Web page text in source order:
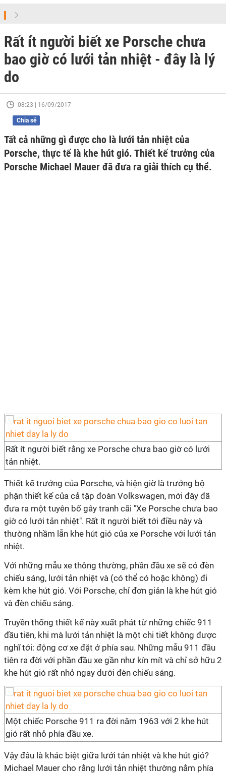
Rất ít người biết xe Porsche chưa
bao giờ có lưới tản nhiệt - đây là lý
do
08:23 | 16/09/2017
Chia sẻ
Tất cả những gì được cho là lưới tản nhiệt của
Porsche, thực tế là khe hút gió. Thiết kế trưởng của
Porsche Michael Mauer đã đưa ra giải thích cụ thể.
Rất ít người biết rằng xe Porsche chưa bao giờ có lưới
tản nhiệt.
Thiết kế trưởng của Porsche, và hiện giờ là trưởng bộ
phận thiết kế của cả tập đoàn Volkswagen, mới đây đã
đưa ra một tuyên bố gây tranh cãi "Xe Porsche chưa bao
giờ có lưới tản nhiệt". Rất ít người biết tới điều này và
thường nhầm lẫn khe hút gió của xe Porsche với lưới tản
nhiệt.
Với những mẫu xe thông thường, phần đầu xe sẽ có đèn
chiếu sáng, lưới tản nhiệt và (có thể có hoặc không) đi
kèm khe hút gió. Với Porsche, chỉ đơn giản là khe hút gió
và đèn chiếu sáng.
Truyền thống thiết kế này xuất phát từ những chiếc 911
đầu tiên, khi mà lưới tản nhiệt là một chi tiết không được
nghĩ tới: động cơ xe đặt ở phía sau. Những mẫu 911 đầu
tiên ra đời với phần đầu xe gần như kín mít và chỉ sở hữu 2
khe hút gió rất nhỏ ngay dưới đèn chiếu sáng.
Một chiếc Porsche 911 ra đời năm 1963 với 2 khe hút
gió rất nhỏ phía đầu xe.
Vậy đâu là khác biệt giữa lưới tản nhiệt và khe hút gió?
Michael Mauer cho rằng lưới tản nhiệt thường nằm phía